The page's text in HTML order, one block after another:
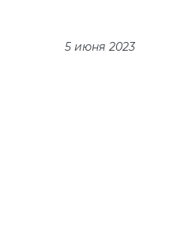
5 июня 2023